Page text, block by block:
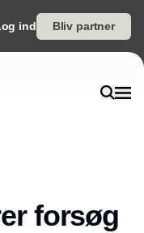
ind Bliv partner
forsøg